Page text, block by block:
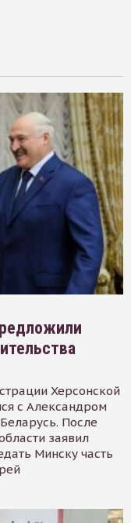
Херсонской
с Александром
После
заявил
Минску часть